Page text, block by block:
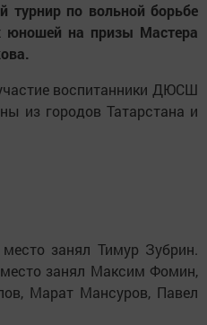
турнир по вольной борьбе
юношей на призы Мастера
воспитанники ДЮСШ
из городов Татарстана и
занял Тимур Зубрин.
занял Максим Фомин,
Марат Мансуров, Павел